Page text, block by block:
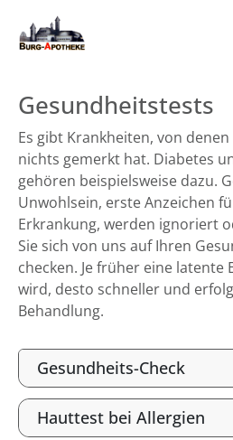
Gesundheitstests
Es gibt Krankheiten, von
nichts gemerkt hat. Diabetes
gehören beispielsweise dazu.
Unwohlsein, erste Anzeichen
Erkrankung, werden ignoriert
Sie sich von uns auf Ihren
checken. Je früher eine
wird, desto schneller und
Behandlung.
Gesundheits-Check
Hauttest bei Allergien